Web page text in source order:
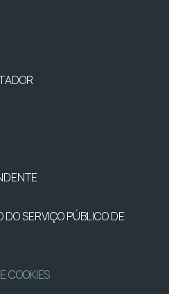
SERVIÇO PÚBLICO DE
COOKIES